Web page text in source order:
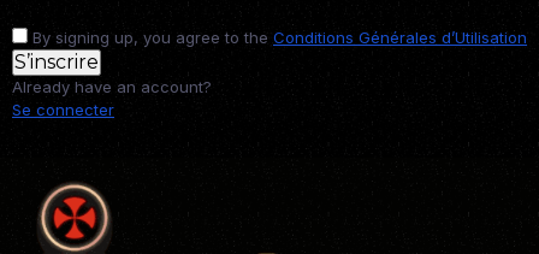
By signing up, you agree to the Conditions Générales d’Utilisation
S’inscrire
Already have an account?
Se connecter